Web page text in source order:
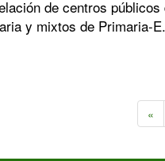
de centros
y mixtos de Primaria-
«